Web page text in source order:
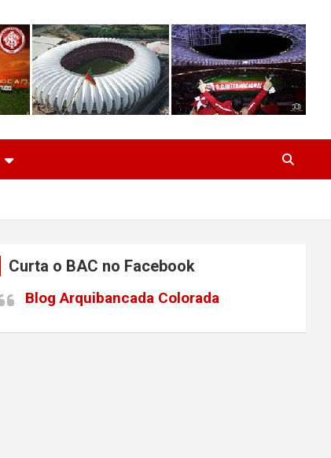
Curta o BAC no Facebook
Blog Arquibancada Colorada